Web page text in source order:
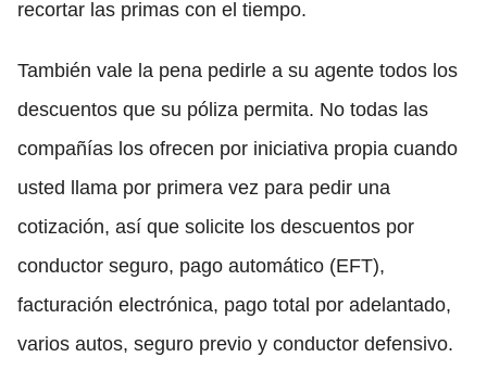
recortar las primas con el tiempo.
También vale la pena pedirle a su agente todos los
descuentos que su póliza permita. No todas las
compañías los ofrecen por iniciativa propia cuando
usted llama por primera vez para pedir una
cotización, así que solicite los descuentos por
conductor seguro, pago automático (EFT),
facturación electrónica, pago total por adelantado,
varios autos, seguro previo y conductor defensivo.